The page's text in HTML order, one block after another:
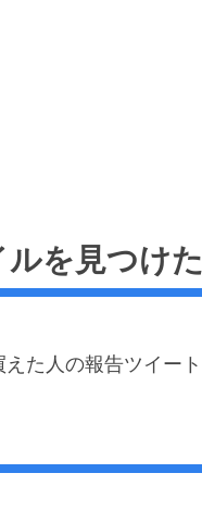
を見つけ
た人の報告ツイー